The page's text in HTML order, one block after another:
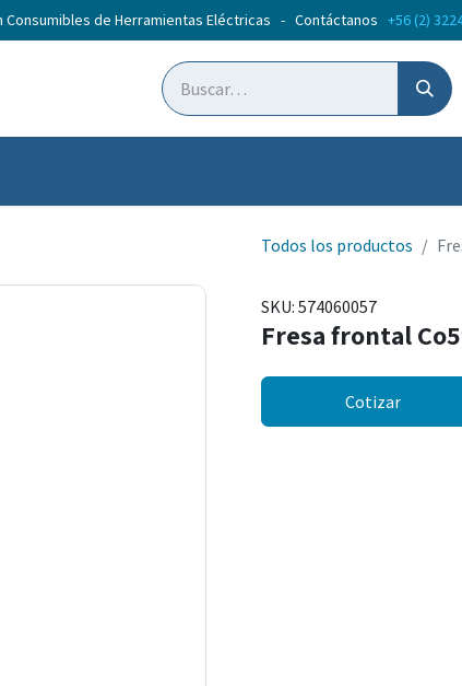
Consumibles de Herramientas Eléctricas - Contáctanos +56 (2)
Todos los productos
SKU: 574060057
Fresa frontal
Cotizar